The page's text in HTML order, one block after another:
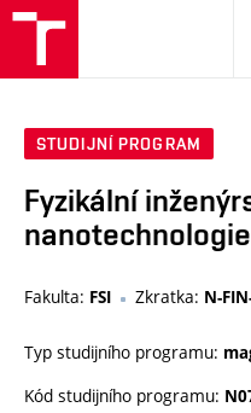
STUDIJNÍ PROGRAM
Fyzikální
nanotechnologie
Fakulta: FSI Zkratka: N-
Typ studijního programu:
Kód studijního programu: